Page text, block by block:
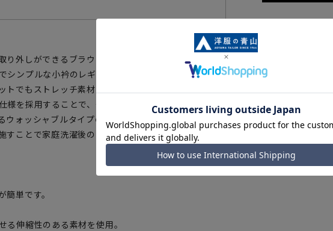
外しができるブラウスです。ボウタイを付けて華や
シンプルな小衿のレギュラーカラーブラウスに切り替
でもストレッチ素材での着用感の良さや、胸元お腹
様を採用することで、安心して着用していただけま
ウォッシャブルタイプのため、いつでも清潔に着用い
すことで家庭洗濯後のお手入れも簡単です。
単です。
伸縮性のある素材を使用。
ブルー